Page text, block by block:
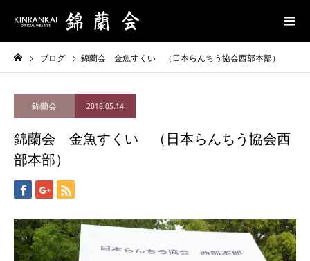
ブログ 錦蘭会 金魚すくい （日本らんちう協会西部本部）
錦蘭会 2018.05.14
錦蘭会 金魚すくい （日本らんちう協会西
部本部）